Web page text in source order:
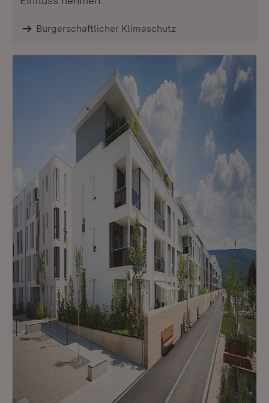
Bürgerschaftlicher Klimaschutz